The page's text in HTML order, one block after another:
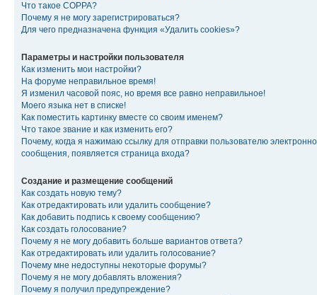
Что такое COPPA?
Почему я не могу зарегистрироваться?
Для чего предназначена функция «Удалить cookies»?
Параметры и настройки пользователя
Как изменить мои настройки?
На форуме неправильное время!
Я изменил часовой пояс, но время все равно неправильное!
Моего языка нет в списке!
Как поместить картинку вместе со своим именем?
Что такое звание и как изменить его?
Почему, когда я нажимаю ссылку для отправки пользователю
сообщения, появляется страница входа?
Создание и размещение сообщений
Как создать новую тему?
Как отредактировать или удалить сообщение?
Как добавить подпись к своему сообщению?
Как создать голосование?
Почему я не могу добавить больше вариантов ответа?
Как отредактировать или удалить голосование?
Почему мне недоступны некоторые форумы?
Почему я не могу добавлять вложения?
Почему я получил предупреждение?